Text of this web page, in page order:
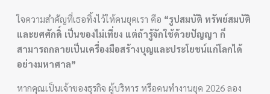
ใจความสำคัญที่เธอทิ้งไว้ให้คนยุคเรา คือ “รูปสมบัติ ทรัพย์สมบัติ
และยศศักดิ์ เป็นของไม่เที่ยง แต่ถ้ารู้จักใช้ด้วยปัญญา ก็
สามารถกลายเป็นเครื่องมือสร้างบุญและประโยชน์แก่โลกได้
อย่างมหาศาล”
หากคุณเป็นเจ้าของธุรกิจ ผู้บริหาร หรือคนทำงานยุค 2026 ลอง